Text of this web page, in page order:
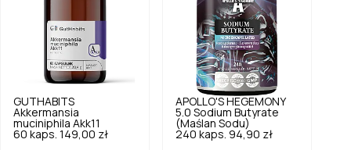
GUTHABITS
Akkermansia
muciniphila Akk11
60 kaps. 149,00 zł
APOLLO'S HEGEMONY
5.0 Sodium Butyrate
(Maślan Sodu)
240 kaps. 94,90 zł